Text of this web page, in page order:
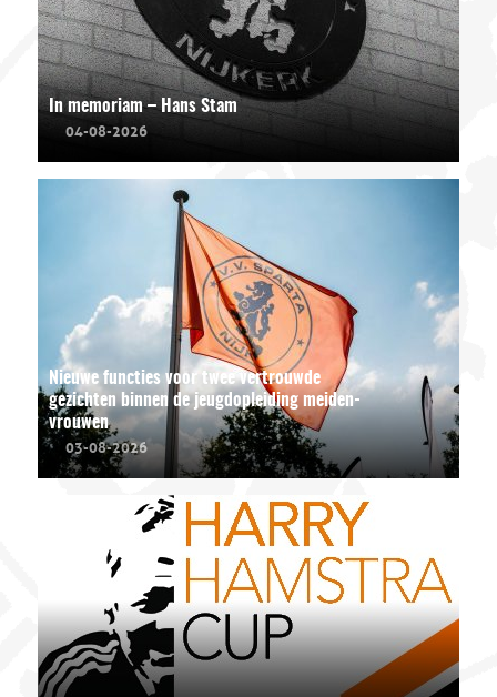
In memoriam – Hans Stam
04-08-2026
Nieuwe functies voor twee vertrouwde
gezichten binnen de jeugdopleiding meiden-
vrouwen
03-08-2026